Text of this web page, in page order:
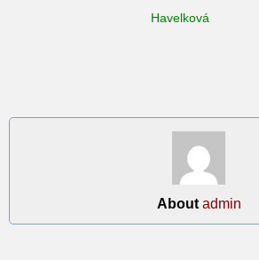
Havelková
About admin